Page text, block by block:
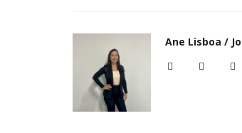
Ane Lisboa /